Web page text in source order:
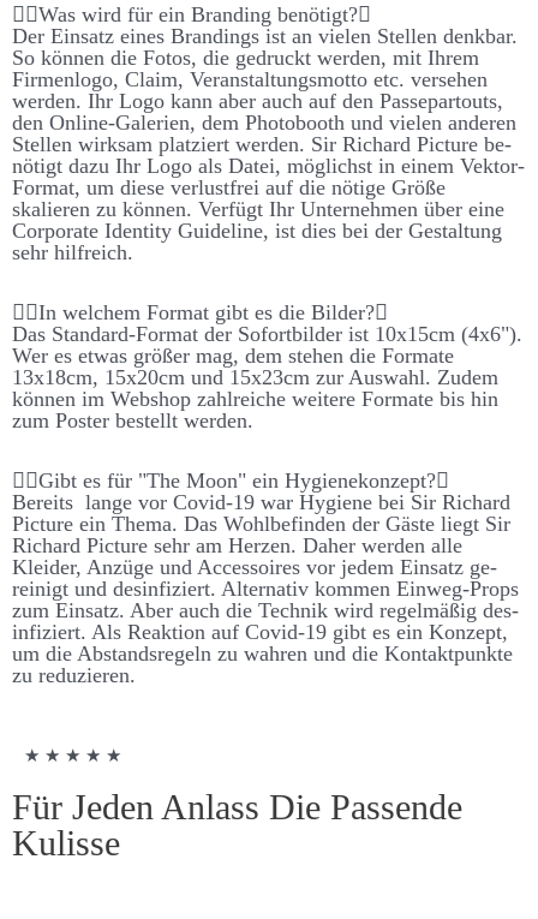
Was wird für ein Brand­ing be­nötigt?
Der Ein­satz eines Brand­ings ist an vielen Stellen denk­bar.
So können die Fotos, die ge­druckt werden, mit Ihrem
Firmen­logo, Claim, Ver­an­stalt­ungs­motto etc. ver­sehen
werden. Ihr Logo kann aber auch auf den Passe­partouts,
den On­line-Galerien, dem Photo­booth und vielen anderen
Stellen wirk­sam platz­iert werden. Sir Richard Picture be­
nötigt dazu Ihr Logo als Datei, möglichst in einem Vektor-
Format, um diese ver­lust­frei auf die nötige Größe
skalieren zu können. Ver­fügt Ihr Unter­nehmen über eine
Corporate Identity Guide­line, ist dies bei der Ge­stalt­ung
sehr hilf­reich.
In welchem Format gibt es die Bilder?
Das Standard-Format der Sofort­bilder ist 10x15cm (4x6").
Wer es etwas größer mag, dem stehen die Formate
13x18cm, 15x20cm und 15x23cm zur Aus­wahl. Zudem
können im Web­shop zahl­reiche weitere Formate bis hin
zum Poster be­stellt werden.
Gibt es für "The Moon" ein Hygiene­konzept?
Bereits lange vor Covid-19 war Hygiene bei Sir Richard
Picture ein Thema. Das Wohl­be­finden der Gäste liegt Sir
Richard Picture sehr am Herzen. Daher werden alle
Kleider, An­züge und Accessoires vor jedem Ein­satz ge­
reinigt und des­infiz­iert. Alternativ kommen Ein­weg-Props
zum Ein­satz. Aber auch die Technik wird regel­mäßig des­
infiziert. Als Re­aktion auf Covid-19 gibt es ein Konzept,
um die Ab­stands­regeln zu wahren und die Kontakt­punkte
zu re­duzieren.
★ ★ ★ ★ ★
Für Jeden Anlass Die Passende
Kulisse